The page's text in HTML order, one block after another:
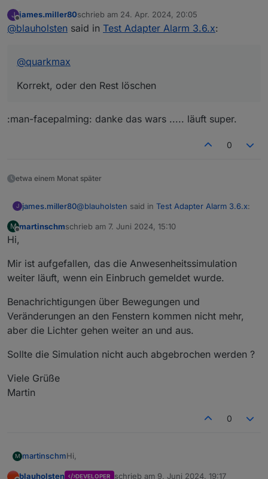
Korrekt, oder den Rest löschen
J
Offline
james.miller80schrieb am 24. Apr. 2024, 20:05
zuletzt editiert von
@blauholsten said in Test Adapter Alarm 3.6.x:
@quarkmax
Korrekt, oder den Rest löschen
:man-facepalming: danke das wars ..... läuft super.
0
etwa einem Monat später
J james.miller80@blauholsten said in Test Adapter Alarm 3.6.x:
Korrekt, oder den Rest löschen
:man-facepalming: danke das wars ..... läuft
super.
M martinschmschrieb am 7. Juni 2024, 15:10
zuletzt editiert von
Hi,
Mir ist aufgefallen, das die Anwesenheitssimulation
weiter läuft, wenn ein Einbruch gemeldet wurde.
Benachrichtigungen über Bewegungen und
Veränderungen an den Fenstern kommen nicht mehr,
aber die Lichter gehen weiter an und aus.
Sollte die Simulation nicht auch abgebrochen werden ?
Viele Grüße
Martin
0
M martinschmHi,
blauholsten DEVELOPER schrieb am 9. Juni 2024, 19:17